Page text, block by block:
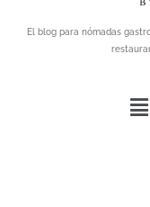
El blog para nómadas